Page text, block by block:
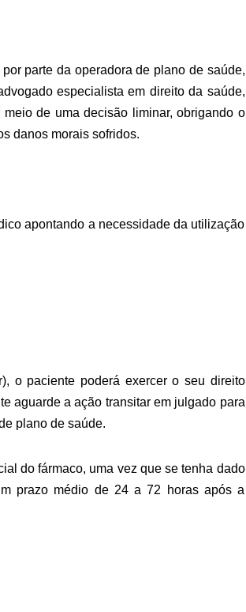
parte da operadora de plano de saúde,
especialista em direito da saúde,
de uma decisão liminar, obrigando o
danos morais sofridos.
apontando a necessidade da utilização
o paciente poderá exercer o seu direito
aguarde a ação transitar em julgado para
plano de saúde.
do fármaco, uma vez que se tenha dado
prazo médio de 24 a 72 horas após a